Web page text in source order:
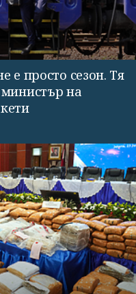
е просто сезон. Тя
на